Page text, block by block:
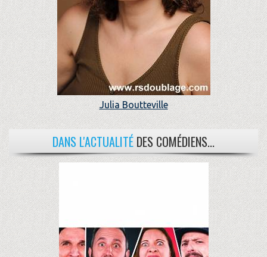
Julia Boutteville
DANS L'ACTUALITÉ DES COMÉDIENS...